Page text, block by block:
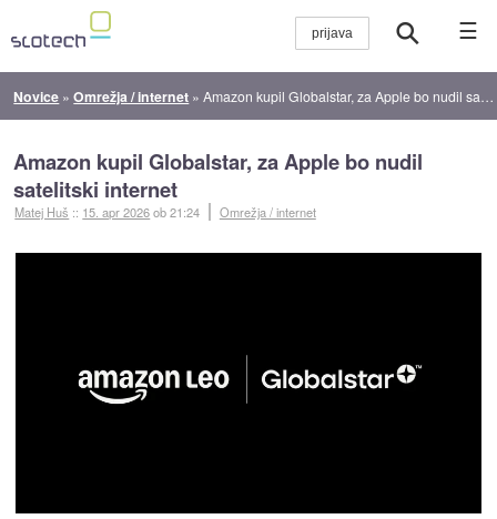
☰
Novice »Omrežja / internet »Amazon kupil Globalstar, za Apple bo nudil satelitski internet
Amazon kupil Globalstar, za Apple bo nudil
satelitski internet
Matej Huš :: 15. apr 2026ob 21:24 Omrežja / internet